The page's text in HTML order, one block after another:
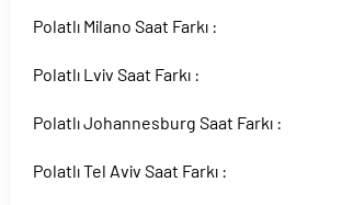
Polatlı Milano Saat Farkı :
Polatlı Lviv Saat Farkı :
Polatlı Johannesburg Saat Farkı :
Polatlı Tel Aviv Saat Farkı :